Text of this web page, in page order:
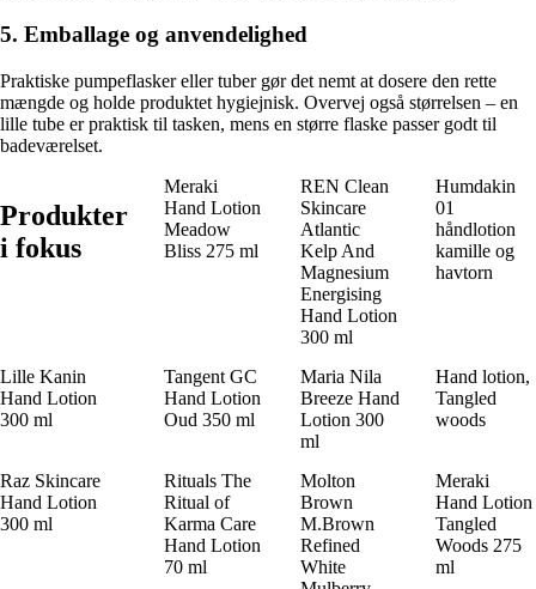
5. Emballage og anvendelighed
Praktiske pumpeflasker eller tuber gør det nemt at dosere den rette
mængde og holde produktet hygiejnisk. Overvej også størrelsen – en
lille tube er praktisk til tasken, mens en større flaske passer godt til
badeværelset.
Produkter
i fokus
Meraki
Hand Lotion
Meadow
Bliss 275 ml
REN Clean
Skincare
Atlantic
Kelp And
Magnesium
Energising
Hand Lotion
300 ml
Humdakin
01
håndlotion
kamille og
havtorn
Lille Kanin
Hand Lotion
300 ml
Tangent GC
Hand Lotion
Oud 350 ml
Maria Nila
Breeze Hand
Lotion 300
ml
Hand lotion,
Tangled
woods
Raz Skincare
Hand Lotion
300 ml
Rituals The
Ritual of
Karma Care
Hand Lotion
70 ml
Molton
Brown
M.Brown
Refined
White
Meraki
Hand Lotion
Tangled
Woods 275
ml